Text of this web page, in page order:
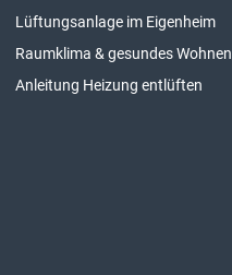
Lüftungsanlage im Eigenheim
Raumklima & gesundes Wohnen
Anleitung Heizung entlüften